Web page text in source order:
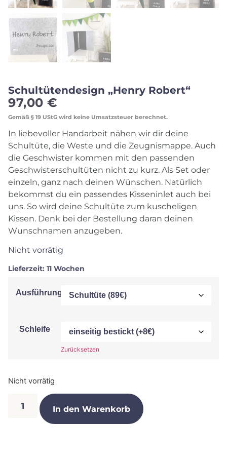
Schultütendesign „Henry Robert“
97,00 €
Gemäß § 19 UStG wird keine Umsatzsteuer berechnet.
In liebevoller Handarbeit nähen wir dir deine
Schultüte, die Weste und die Zeugnismappe. Auch
die Geschwister kommen mit den passenden
Geschwisterschultüten nicht zu kurz. Als Set oder
einzeln, ganz nach deinen Wünschen. Natürlich
bekommst du ein passendes Kisseninlet auch bei
uns. So wird deine Schultüte zum kuscheligen
Kissen. Denk bei der Bestellung daran deinen
Wunschnamen anzugeben.
Nicht vorrätig
Lieferzeit: 11 Wochen
Ausführung
Schleife
Zurücksetzen
Nicht vorrätig
In den Warenkorb